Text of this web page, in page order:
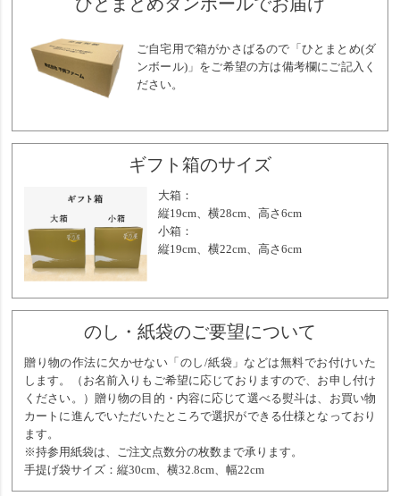
ご自宅用で箱がかさばるので「ひとまとめ(ダ
ンボール)」をご希望の方は備考欄にご記入く
ださい。
ギフト箱のサイズ
大箱：
縦19cm、横28cm、高さ6cm
小箱：
縦19cm、横22cm、高さ6cm
のし・紙袋のご要望について
贈り物の作法に欠かせない「のし/紙袋」などは無料でお付けいた
します。（お名前入りもご希望に応じておりますので、お申し付け
ください。）贈り物の目的・内容に応じて選べる熨斗は、お買い物
カートに進んでいただいたところで選択ができる仕様となっており
ます。
※持参用紙袋は、ご注文点数分の枚数まで承ります。
手提げ袋サイズ：縦30cm、横32.8cm、幅22cm